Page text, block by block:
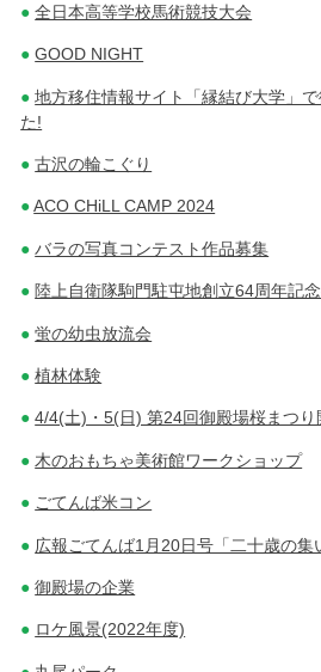
全日本高等学校馬術競技大会
GOOD NIGHT
地方移住情報サイト「縁結び大学」
た!
古沢の輪こぐり
ACO CHiLL CAMP 2024
バラの写真コンテスト作品募集
陸上自衛隊駒門駐屯地創立64周年記
蛍の幼虫放流会
植林体験
4/4(土)・5(日) 第24回御殿場桜まつり
木のおもちゃ美術館ワークショップ
ごてんば米コン
広報ごてんば1月20日号「二十歳の集
御殿場の企業
ロケ風景(2022年度)